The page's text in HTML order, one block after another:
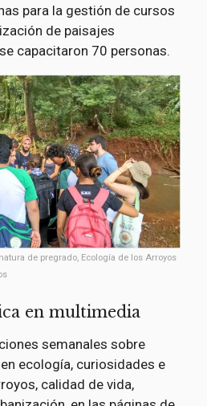
para la gestión de cursos
de paisajes
capacitaron 70 personas.
de pregrado, Ecología de los Arroyos
en multimedia
semanales sobre
ecología, curiosidades e
calidad de vida,